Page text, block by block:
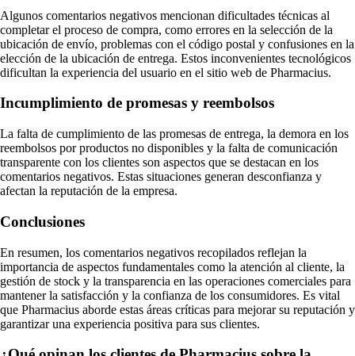
Algunos comentarios negativos mencionan dificultades técnicas al
completar el proceso de compra, como errores en la selección de la
ubicación de envío, problemas con el código postal y confusiones en la
elección de la ubicación de entrega. Estos inconvenientes tecnológicos
dificultan la experiencia del usuario en el sitio web de Pharmacius.
Incumplimiento de promesas y reembolsos
La falta de cumplimiento de las promesas de entrega, la demora en los
reembolsos por productos no disponibles y la falta de comunicación
transparente con los clientes son aspectos que se destacan en los
comentarios negativos. Estas situaciones generan desconfianza y
afectan la reputación de la empresa.
Conclusiones
En resumen, los comentarios negativos recopilados reflejan la
importancia de aspectos fundamentales como la atención al cliente, la
gestión de stock y la transparencia en las operaciones comerciales para
mantener la satisfacción y la confianza de los consumidores. Es vital
que Pharmacius aborde estas áreas críticas para mejorar su reputación y
garantizar una experiencia positiva para sus clientes.